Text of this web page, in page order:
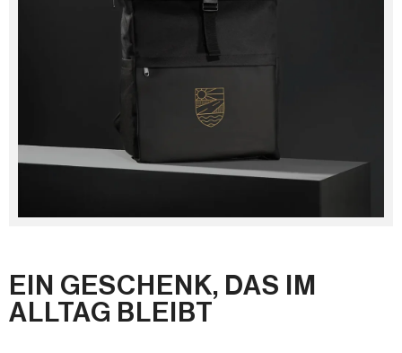
EIN GESCHENK, DAS IM
ALLTAG BLEIBT